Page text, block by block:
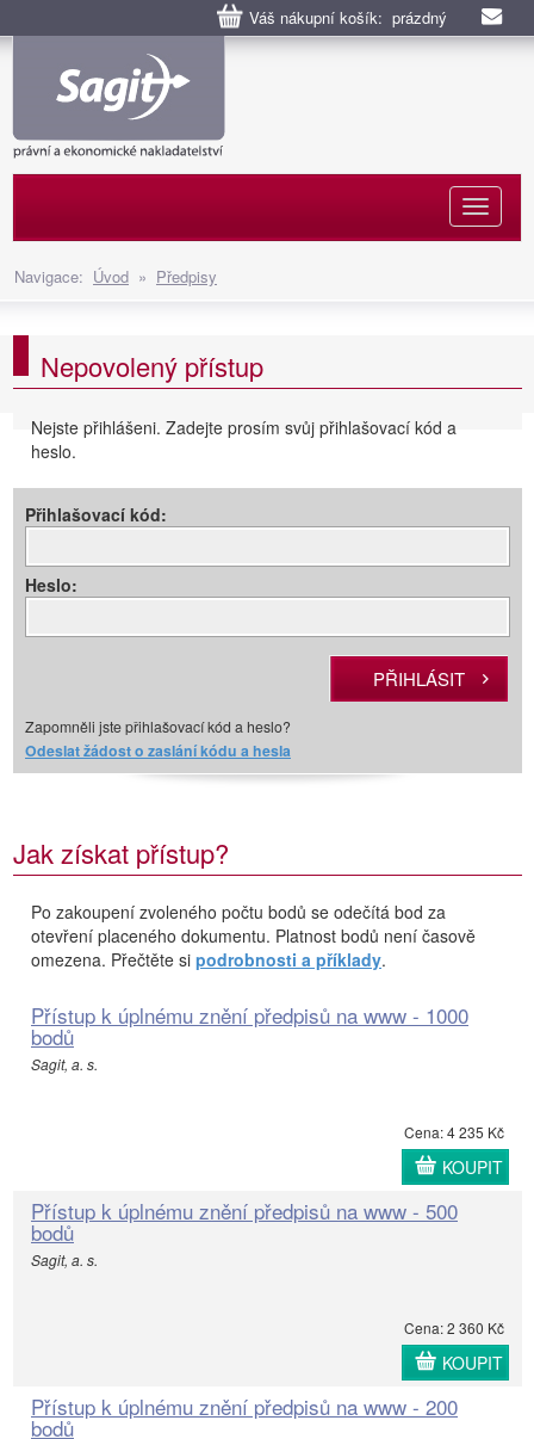
Váš nákupní košík: prázdný
Navigace: Úvod » Předpisy
Nepovolený přístup
Nejste přihlášeni. Zadejte prosím svůj přihlašovací kód a
heslo.
Přihlašovací kód:
Heslo:
Zapomněli jste přihlašovací kód a heslo?
Odeslat žádost o zaslání kódu a hesla
Jak získat přístup?
Po zakoupení zvoleného počtu bodů se odečítá bod za
otevření placeného dokumentu. Platnost bodů není časově
omezena. Přečtěte si podrobnosti a příklady.
Přístup k úplnému znění předpisů na www - 1000
bodů
Sagit, a. s.
Cena: 4 235 Kč
KOUPIT
Přístup k úplnému znění předpisů na www - 500
bodů
Sagit, a. s.
Cena: 2 360 Kč
KOUPIT
Přístup k úplnému znění předpisů na www - 200
bodů